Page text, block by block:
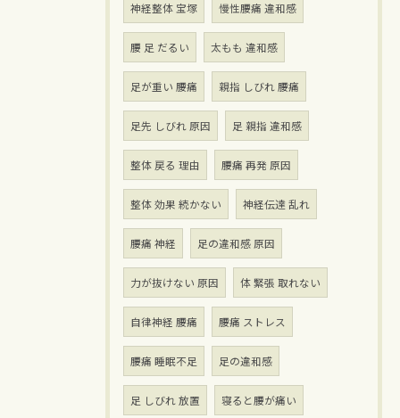
神経整体 宝塚 慢性腰痛 違和感
腰 足 だるい 太もも 違和感
足が重い 腰痛 親指 しびれ 腰痛
足先 しびれ 原因 足 親指 違和感
整体 戻る 理由 腰痛 再発 原因
整体 効果 続かない 神経伝達 乱れ
腰痛 神経 足の違和感 原因
力が抜けない 原因 体 緊張 取れない
自律神経 腰痛 腰痛 ストレス
腰痛 睡眠不足 足の違和感
足 しびれ 放置 寝ると腰が痛い